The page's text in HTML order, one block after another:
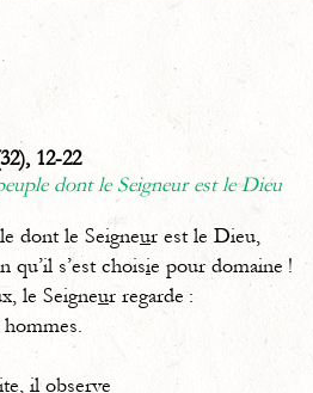
12-22
dont le Seigneur est le Dieu
dont le Seigneur est le Dieu,
qu’il s’est choisie pour domaine !
le Seigneur regarde :
ite, il observe